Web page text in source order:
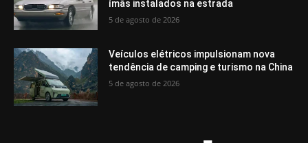
ímãs instalados na estrada
5 de agosto de 2026
Veículos elétricos impulsionam nova
tendência de camping e turismo na China
5 de agosto de 2026